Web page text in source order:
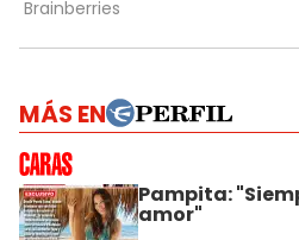
MÁS EN
Pampita:
amor"